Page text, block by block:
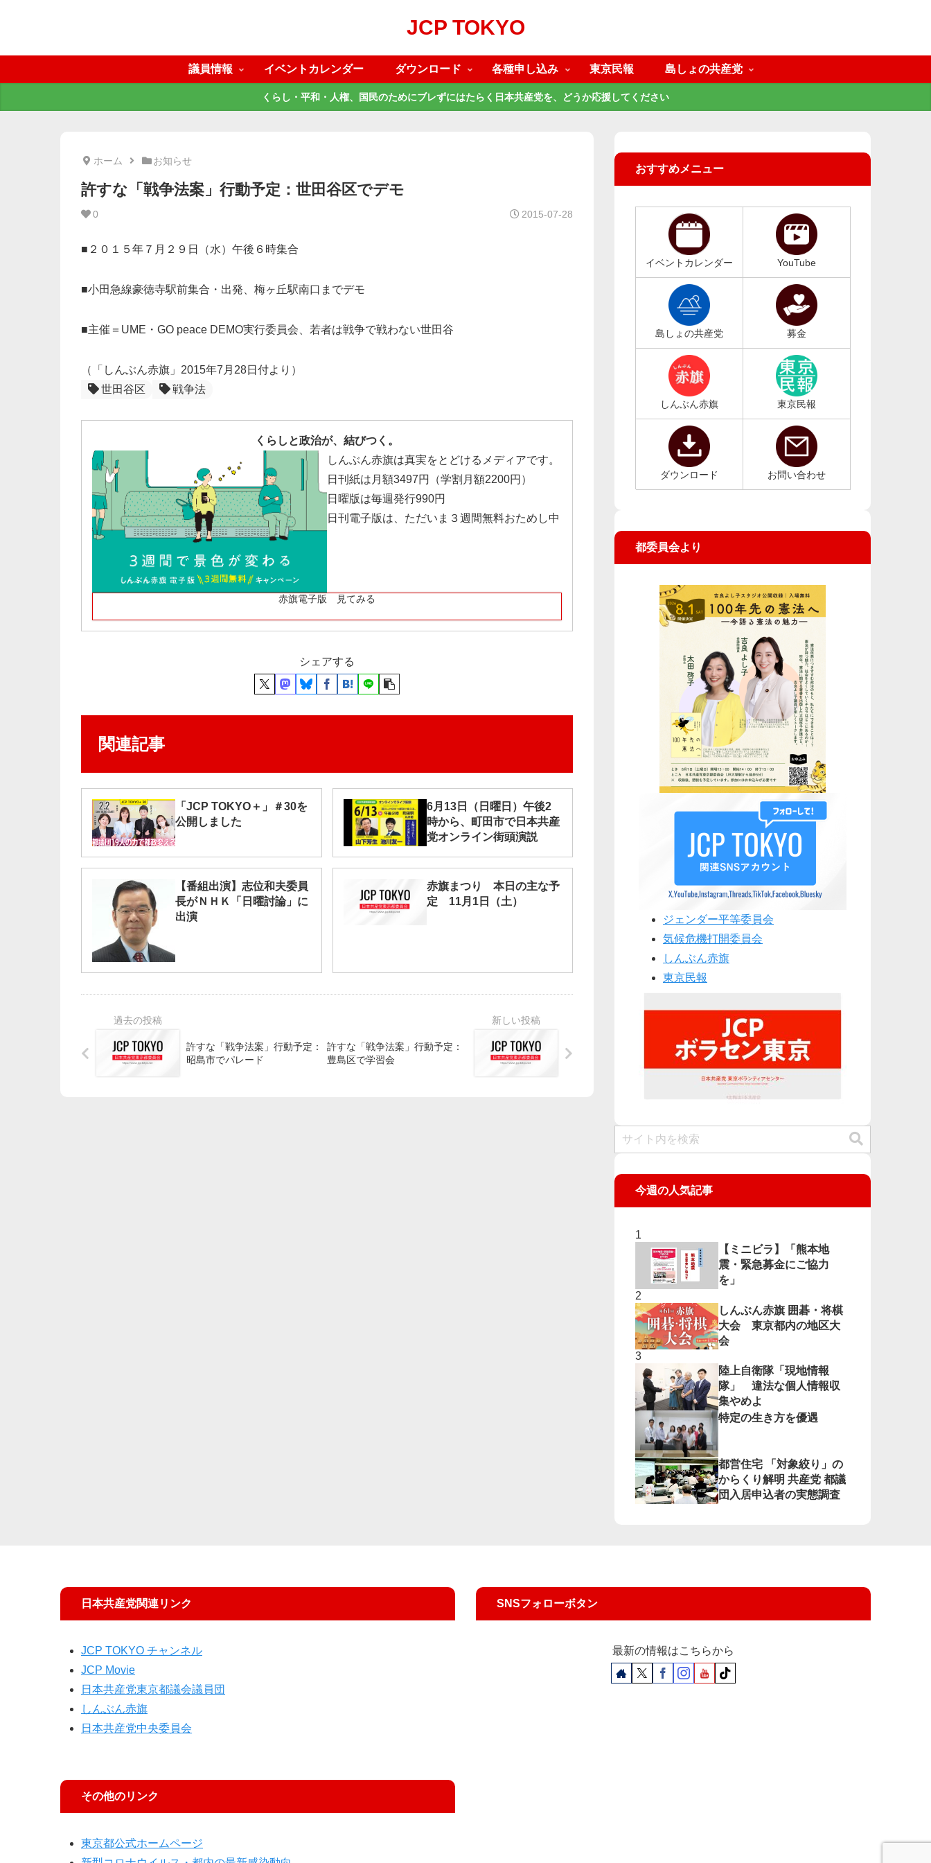
JCP TOKYO
議員情報 イベントカレンダー ダウンロード 各種申し込み 東京民報 島しょの共産党
くらし・平和・人権、国民のためにブレずにはたらく日本共産党を、どうか応援してください
ホーム お知らせ
許すな「戦争法案」行動予定：世田谷区でデモ
0 2015-07-28
■２０１５年７月２９日（水）午後６時集合
■小田急線豪徳寺駅前集合・出発、梅ヶ丘駅南口までデモ
■主催＝UME・GO peace DEMO実行委員会、若者は戦争で戦わない世田谷
（「しんぶん赤旗」2015年7月28日付より）
世田谷区
戦争法
くらしと政治が、結びつく。
しんぶん赤旗は真実をとどけるメディアです。
日刊紙は月額3497円（学割月額2200円）
日曜版は毎週発行990円
日刊電子版は、ただいま３週間無料おためし中
赤旗電子版 見てみる
シェアする
関連記事
「JCP TOKYO＋」＃30を
公開しました
6月13日（日曜日）午後2
時から、町田市で日本共産
党オンライン街頭演説
【番組出演】志位和夫委員
長がＮＨＫ「日曜討論」に
出演
赤旗まつり 本日の主な予
定 11月1日（土）
許すな「戦争法案」行動予定：
昭島市でパレード
許すな「戦争法案」行動予定：
豊島区で学習会
おすすめメニュー
イベントカレンダー YouTube
島しょの共産党 募金
しんぶん赤旗 東京民報
ダウンロード お問い合わせ
都委員会より
ジェンダー平等委員会
気候危機打開委員会
しんぶん赤旗
東京民報
今週の人気記事
【ミニビラ】「熊本地
震・緊急募金にご協力
を」
しんぶん赤旗 囲碁・将棋
大会 東京都内の地区大
会
陸上自衛隊「現地情報
隊」 違法な個人情報収
集やめよ
特定の生き方を優遇
都営住宅 「対象絞り」の
からくり解明 共産党 都議
団入居申込者の実態調査
日本共産党関連リンク
JCP TOKYO チャンネル
JCP Movie
日本共産党東京都議会議員団
しんぶん赤旗
日本共産党中央委員会
その他のリンク
東京都公式ホームページ
SNSフォローボタン
最新の情報はこちらから